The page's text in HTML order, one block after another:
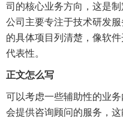
司的核心业务方向，这是
公司主要专注于技术研发
的具体项目列清楚，像软
代表性。
正文怎么写
可以考虑一些辅助性的业
会提供咨询顾问的服务，